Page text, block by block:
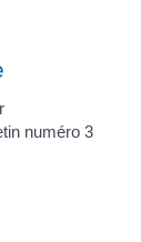
numéro 3